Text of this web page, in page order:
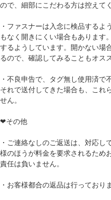
ので、細部にこだわる方は控えて
・ファスナーは入念に検品する
もなく開きにくい場合もあります
するようしています。開かない場
るので、確認してみることもオス
・不良申告で、タグ無し使用済で
それで送付してきた場合も、これ
せん。
❤その他
・ご連絡なしのご返送は、対応
様のほうが料金を要求されるため
責任は負いません。
・お客様都合の返品は行っており